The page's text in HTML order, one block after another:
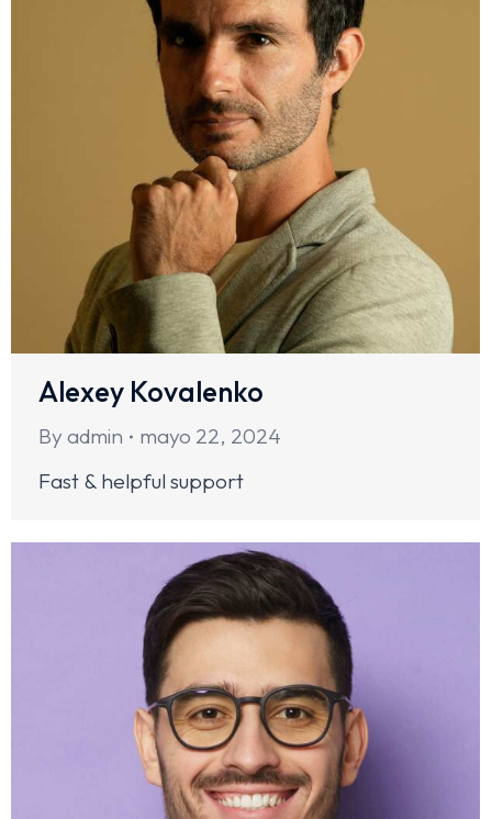
Alexey Kovalenko
By admin
mayo 22, 2024
Fast & helpful support